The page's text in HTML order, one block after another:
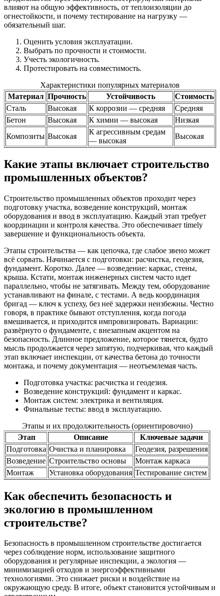
влияют на общую эффективность, от теплоизоляции до
огнестойкости, и почему тестирование на нагрузку —
обязательный шаг.
Оценить условия эксплуатации.
Выбрать по прочности и стоимости.
Учесть экологичность.
Протестировать на совместимость.
Характеристики популярных материалов
Материал Прочность Устойчивость
Стоимость
Сталь
Высокая К коррозии — средняя
Средняя
Бетон
Высокая К химии — высокая
Низкая
Композиты Высокая
К агрессивным средам
— высокая
Высокая
Какие этапы включает строительство
промышленных объектов?
Строительство промышленных объектов проходит через
подготовку участка, возведение конструкций, монтаж
оборудования и ввод в эксплуатацию. Каждый этап требует
координации и контроля качества. Это обеспечивает timely
завершение и функциональность объекта.
Этапы строительства — как цепочка, где слабое звено может
всё сорвать. Начинается с подготовки: расчистка, геодезия,
фундамент. Коротко. Далее — возведение: каркас, стены,
крыша. Кстати, монтаж инженерных систем часто идет
параллельно, чтобы не затягивать. Между тем, оборудование
устанавливают на финале, с тестами. А ведь координация
бригад — ключ к успеху, без неё задержки неизбежны. Честно
говоря, в практике бывают отступления, когда погода
вмешивается, и приходится импровизировать. Вариации:
развёрнуто о фундаменте, с внезапным акцентом на
безопасность. Длинное предложение, которое тянется, будто
мысль продолжается через запятую, подчеркивая, что каждый
этап включает инспекции, от качества бетона до точности
монтажа, и почему документация — неотъемлемая часть.
Подготовка участка: расчистка и геодезия.
Возведение конструкций: фундамент и каркас.
Монтаж систем: электрика и вентиляция.
Финальные тесты: ввод в эксплуатацию.
Этапы и их продолжительность (ориентировочно)
Этап
Описание
Ключевые задачи
Подготовка Очистка и планировка
Геодезия, разрешения
Возведение Строительство основы
Монтаж каркаса
Монтаж
Установка оборудования Тестирование систем
Как обеспечить безопасность и
экологию в промышленном
строительстве?
Безопасность в промышленном строительстве достигается
через соблюдение норм, использование защитного
оборудования и регулярные инспекции, а экология —
минимизацией отходов и энергоэффективными
технологиями. Это снижает риски и воздействие на
окружающую среду. В итоге, объект становится устойчивым и